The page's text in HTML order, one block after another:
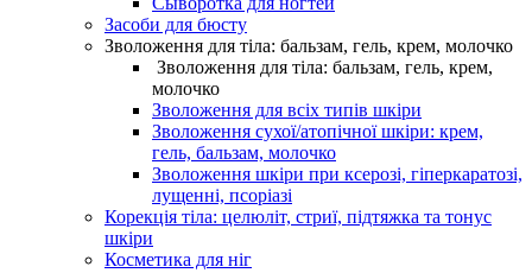
Засоби для бюсту
Зволоження для тіла: бальзам, гель, крем, молочко
Зволоження для тіла: бальзам, гель, крем,
молочко
Зволоження для всіх типів шкіри
Зволоження сухої/атопічної шкіри: крем,
гель, бальзам, молочко
Зволоження шкіри при ксерозі, гіперкаратозі,
лущенні, псоріазі
Корекція тіла: целюліт, стриї, підтяжка та тонус
шкіри
Косметика для ніг